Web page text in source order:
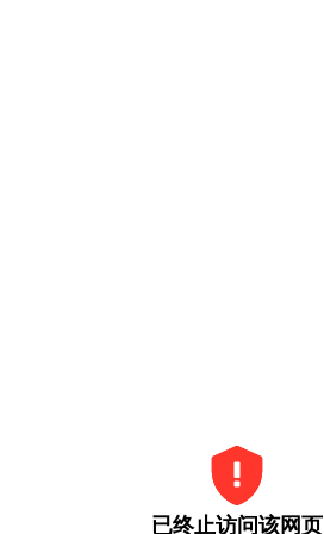
已终止访问该网页